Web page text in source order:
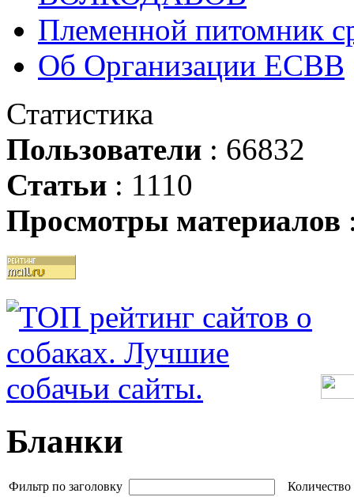
Племенной питомник
Об Организации ЕСВВ
Статистика
Пользователи : 66832
Статьи : 1110
Просмотры материалов
Бланки
Фильтр по заголовку